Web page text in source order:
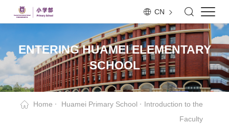
CN
ENTERING HUAMEI ELEMENTARY
SCHOOL
Home Huamei Primary School
Introduction to the
Faculty